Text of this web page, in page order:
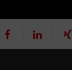
mitteilen